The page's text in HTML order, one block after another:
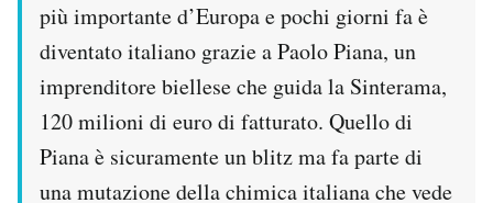
I MIEI PREFERITI
SHOP
CALENDARIO
più importante d’Europa e pochi giorni fa è
diventato italiano grazie a Paolo Piana, un
imprenditore biellese che guida la Sinterama,
120 milioni di euro di fatturato. Quello di
Piana è sicuramente un blitz ma fa parte di
una mutazione della chimica italiana che vede